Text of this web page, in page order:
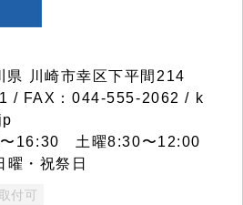
川崎市幸区下平間214
/ FAX：044-555-2062 / k
〜16:30 土曜8:30〜12:00
曜・祝祭日
付可